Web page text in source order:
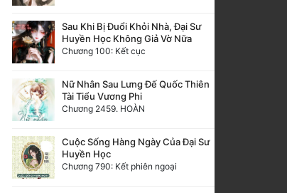
Sau Khi Bị Đuổi Khỏi Nhà, Đại Sư
Huyền Học Không Giả Vờ Nữa
Chương 100: Kết cục
Nữ Nhân Sau Lưng Đế Quốc Thiên
Tài Tiểu Vương Phi
Chương 2459. HOÀN
Cuộc Sống Hàng Ngày Của Đại Sư
Huyền Học
Chương 790: Kết phiên ngoại